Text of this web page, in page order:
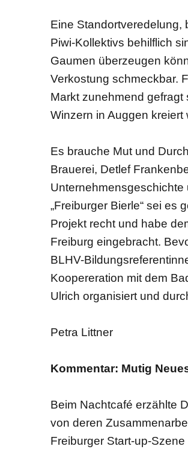
Eine Standortveredelung,
Piwi-Kollektivs behilflich
Gaumen überzeugen
Verkostung schmeckbar.
Markt zunehmend
Winzern in Auggen kreiert
Es brauche Mut und
Brauerei, Detlef
„Freiburger Bierle“ sei es
Projekt recht und habe
Freiburg eingebracht.
BLHV-
Koopereration mit dem
Ulrich organisiert und
Petra Littner
Kommentar: Mutig
Beim Nachtcafé erzählte
von deren
Freiburger Start-up-